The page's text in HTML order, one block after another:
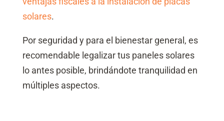
solares.
Por seguridad y para el bienestar general, es
recomendable legalizar tus paneles solares
lo antes posible, brindándote tranquilidad en
múltiples aspectos.